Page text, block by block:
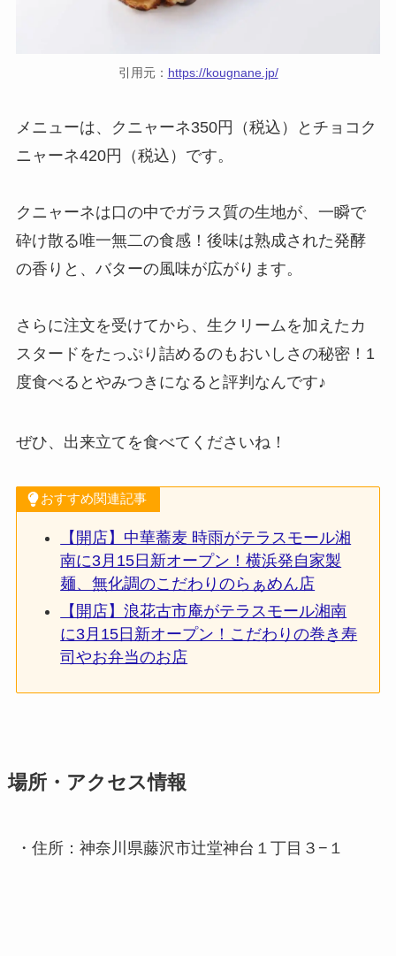
引用元： https://kougnane.jp/
メニューは、クニャーネ350円（税込）とチョコク
ニャーネ420円（税込）です。
クニャーネは口の中でガラス質の生地が、一瞬で
砕け散る唯一無二の食感！後味は熟成された発酵
の香りと、バターの風味が広がります。
さらに注文を受けてから、生クリームを加えたカ
スタードをたっぷり詰めるのもおいしさの秘密！1
度食べるとやみつきになると評判なんです♪
ぜひ、出来立てを食べてくださいね！
おすすめ関連記事
【開店】中華蕎麦 時雨がテラスモール湘
南に3月15日新オープン！横浜発自家製
麺、無化調のこだわりのらぁめん店
【開店】浪花古市庵がテラスモール湘南
に3月15日新オープン！こだわりの巻き寿
司やお弁当のお店
場所・アクセス情報
・住所：神奈川県藤沢市辻堂神台１丁目３−１